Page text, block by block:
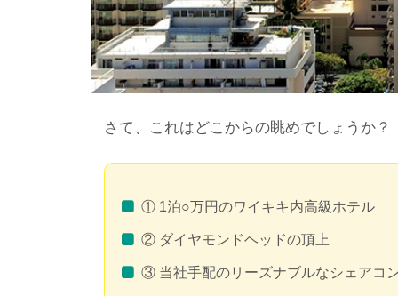
さて、これはどこからの眺めでしょうか？
① 1泊○万円のワイキキ内高級ホテル
② ダイヤモンドヘッドの頂上
③ 当社手配のリーズナブルなシェアコ